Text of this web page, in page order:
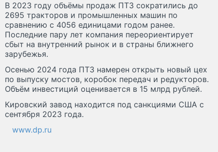
В 2023 году объёмы продаж ПТЗ сократились до
2695 тракторов и промышленных машин по
сравнению с 4056 единицами годом ранее.
Последние пару лет компания переориентирует
сбыт на внутренний рынок и в страны ближнего
зарубежья.
Осенью 2024 года ПТЗ намерен открыть новый цех
по выпуску мостов, коробок передач и редукторов.
Объём инвестиций оценивается в 15 млрд рублей.
Кировский завод находится под санкциями США с
сентября 2023 года.
www.dp.ru